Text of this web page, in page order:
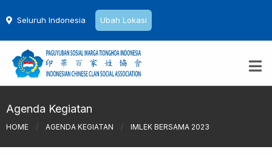
Seluruh Indonesia Ubah Lokasi
Agenda Kegiatan
HOME / AGENDA KEGIATAN / IMLEK BERSAMA 2023